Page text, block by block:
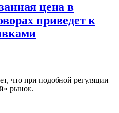
цена в
приведет к
что при подобной регуляции
рынок.